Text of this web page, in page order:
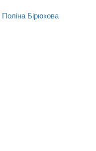
Поліна Бірюкова